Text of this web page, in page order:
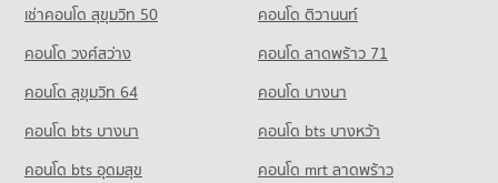
เช่าคอนโด สุขุมวิท 50
คอนโด ติวานนท์
คอนโด วงศ์สว่าง
คอนโด ลาดพร้าว 71
คอนโด สุขุมวิท 64
คอนโด บางนา
คอนโด bts บางนา
คอนโด bts บางหว้า
คอนโด bts อุดมสุข
คอนโด mrt ลาดพร้าว